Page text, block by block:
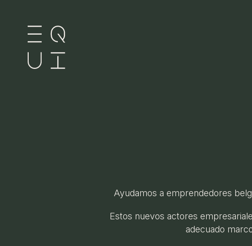
Ayudamos a emprendedores
Estos nuevos actores
adecuado